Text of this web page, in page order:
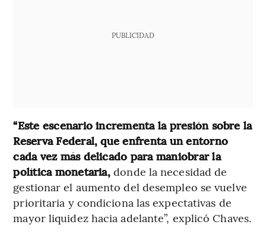
PUBLICIDAD
“Este escenario incrementa la presión sobre la
Reserva Federal, que enfrenta un entorno
cada vez más delicado para maniobrar la
política monetaria,donde la necesidad de
gestionar el aumento del desempleo se vuelve
prioritaria y condiciona las expectativas de
mayor liquidez hacia adelante”, explicó Chaves.